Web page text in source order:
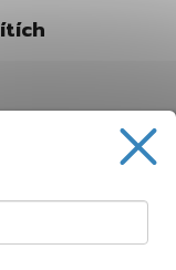
pohodlné
zlepšovat